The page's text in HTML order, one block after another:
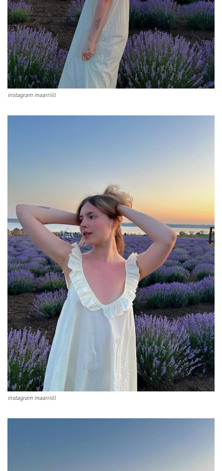
instagram maarriill
instagram maarriill